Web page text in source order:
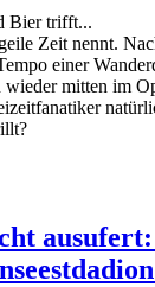
Bier trifft...
Zeit nennt.
einer
wieder mitten im